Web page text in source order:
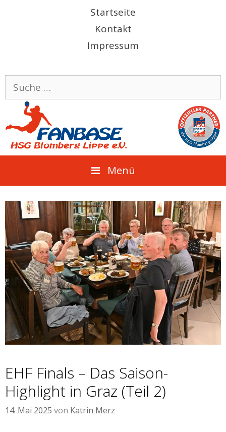
Startseite
Kontakt
Impressum
Suche
nach:
Menü
EHF Finals – Das Saison-
Highlight in Graz (Teil 2)
14. Mai 2025 von Katrin Merz